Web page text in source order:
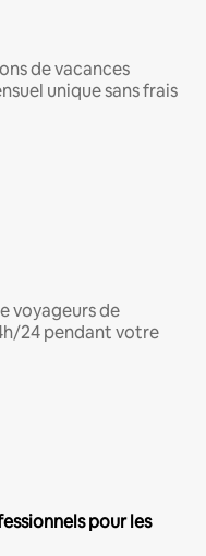
de vacances
unique sans frais
voyageurs de
24 pendant votre
pour les